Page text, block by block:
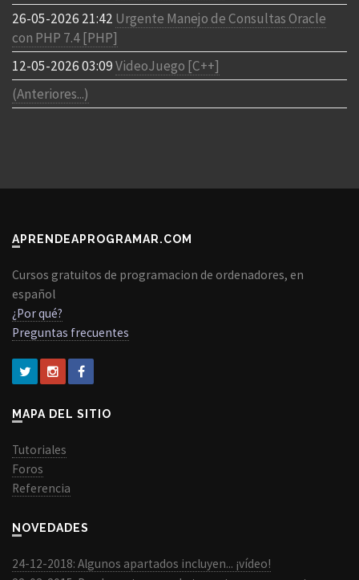
26-05-2026 21:42 Urgente Manejo de Consultas Oracle
con PHP 7.4 [PHP]
12-05-2026 03:09VideoJuego [C++]
(Anteriores...)
APRENDEAPROGRAMAR.COM
Cursos gratuitos de programacion de ordenadores, en
español
¿Por qué?
Preguntas frecuentes
MAPA DEL SITIO
Tutoriales
Foros
Referencia
NOVEDADES
24-12-2018: Algunos apartados incluyen... ¡vídeo!